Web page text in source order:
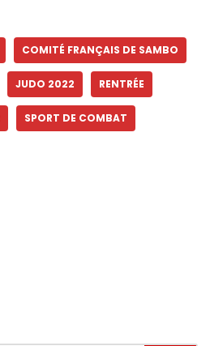
COMITÉ FRANÇAIS DE SAMBO
JUDO 2022 RENTRÉE
SPORT DE COMBAT